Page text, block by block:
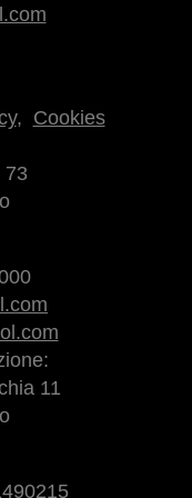
, Cookies
73
11